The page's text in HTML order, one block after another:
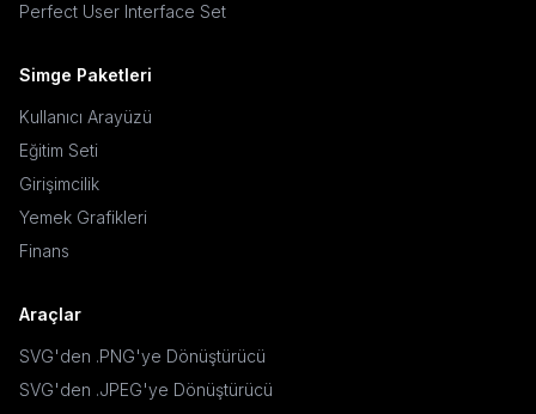
Perfect User Interface Set
Simge Paketleri
Kullanıcı Arayüzü
Eğitim Seti
Girişimcilik
Yemek Grafikleri
Finans
Araçlar
SVG'den .PNG'ye Dönüştürücü
SVG'den .JPEG'ye Dönüştürücü